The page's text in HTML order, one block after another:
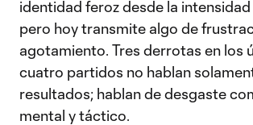
identidad feroz desde la
pero hoy transmite algo de
agotamiento. Tres derrotas en los
cuatro partidos no hablan
resultados; hablan de desgaste
mental y táctico.